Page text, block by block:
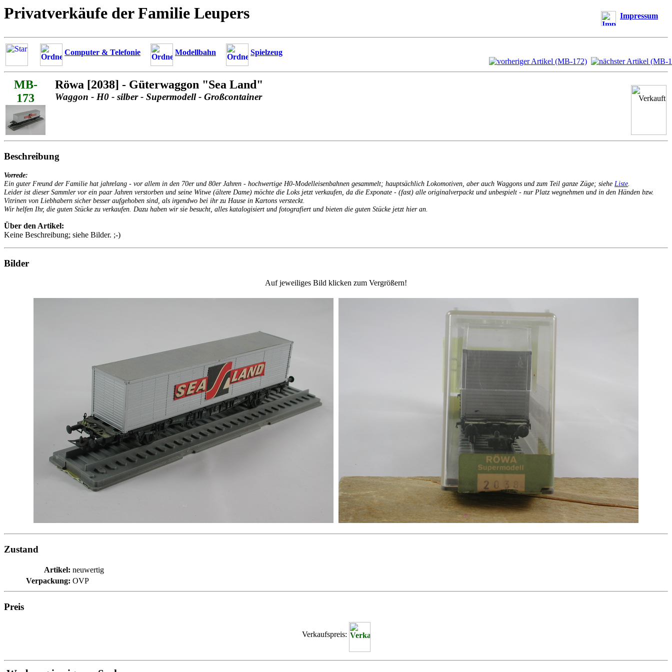
Privatverkäufe der Familie Leupers Impressum
Computer & Telefonie Modellbahn Spielzeug
MB-
173
Röwa [2038] - Güterwaggon "Sea Land"
Waggon - H0 - silber - Supermodell - Großcontainer
Beschreibung
Vorrede:
Ein guter Freund der Familie hat jahrelang - vor allem in den 70er und 80er Jahren - hochwertige H0-Modelleisenbahnen gesammelt; hauptsächlich Lokomotiven, aber auch Waggons und zum Teil ganze Züge; siehe Liste.
Leider ist dieser Sammler vor ein paar Jahren verstorben und seine Witwe (ältere Dame) möchte die Loks jetzt verkaufen, da die Exponate - (fast) alle originalverpackt und unbespielt - nur Platz wegnehmen und in den Händen bzw.
Vitrinen von Liebhabern sicher besser aufgehoben sind, als irgendwo bei ihr zu Hause in Kartons versteckt.
Wir helfen Ihr, die guten Stücke zu verkaufen. Dazu haben wir sie besucht, alles katalogisiert und fotografiert und bieten die guten Stücke jetzt hier an.
Über den Artikel:
Keine Beschreibung; siehe Bilder. ;-)
Bilder
Auf jeweiliges Bild klicken zum Vergrößern!
Zustand
Artikel: neuwertig
Verpackung: OVP
Preis
Verkaufspreis: